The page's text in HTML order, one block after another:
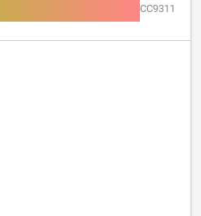
CC9311